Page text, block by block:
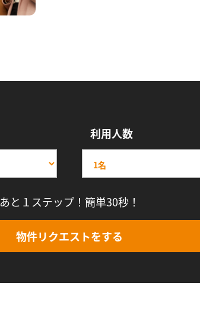
利用人数
あと１ステップ！簡単30秒！
物件リクエストをする